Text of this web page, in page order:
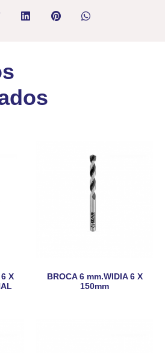
X
BROCA 6 mm.WIDIA 6 X
150mm